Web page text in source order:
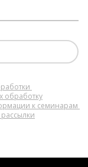
обработку
к семинарам